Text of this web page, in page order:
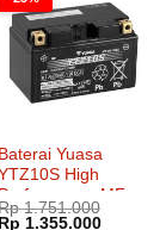
Baterai Yuasa
High
Performance MF
1.751.000
Harga
Rp 1.355.000Harga